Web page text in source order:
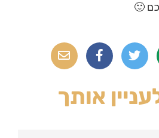
🙂
שתף
ב-
שתף
ב-
שלח
בדואר
אותך